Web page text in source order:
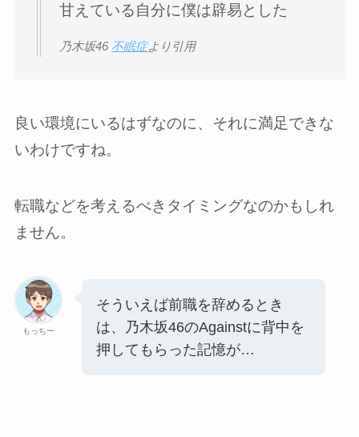
甘えている自分に僕は辟易とした
乃木坂46 不眠症より引用
良い環境にいるはずなのに、それに満足できな
いわけですね。
転職などを考えるべきタイミングなのかもしれ
ません。
もっちー
そういえば前職を辞めるとき
は、乃木坂46のAgainstに背中を
押してもらった記憶が…